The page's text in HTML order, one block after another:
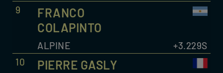
9
FRANCO
COLAPINTO
ALPINE
+3.229S
10
PIERRE GASLY